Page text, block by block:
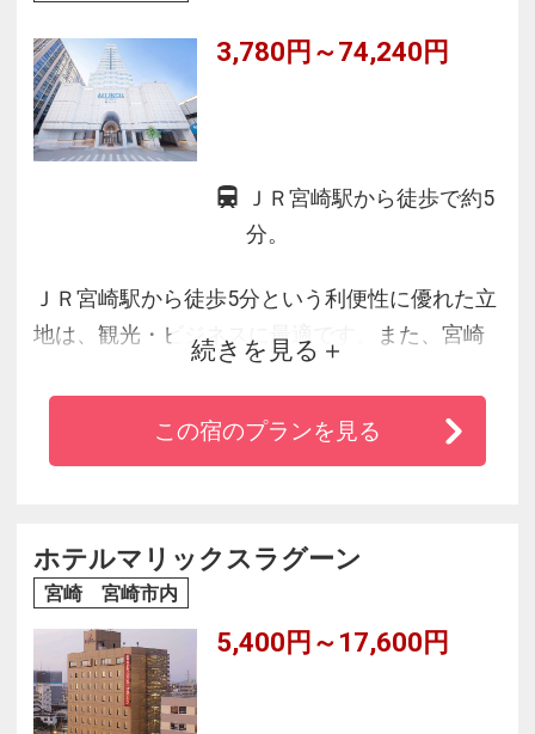
※詳細は公式サイトにてご確認ください。
3,780円～74,240円
ＪＲ宮崎駅から徒歩で約5
分。
ＪＲ宮崎駅から徒歩5分という利便性に優れた立
地は、観光・ビジネスに最適です。また、宮崎
市街地の中、一際目を引く白銀のタワーは、近
未来的な独自の造りが珍しい都市型ホテルで
す。客室も広く、浴室も広々としていて旅の疲
続きを見る
この宿のプランを見る
ホテルマリックスラグーン
宮崎 宮崎市内
5,400円～17,600円